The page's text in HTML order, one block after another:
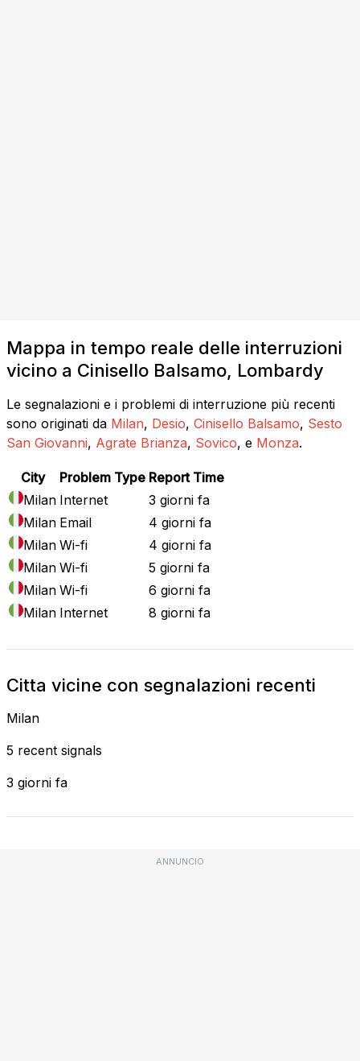
Mappa in tempo reale delle interruzioni
vicino a Cinisello Balsamo, Lombardy
Le segnalazioni e i problemi di interruzione più recenti
sono originati da Milan, Desio, Cinisello Balsamo, Sesto
San Giovanni, Agrate Brianza, Sovico, e Monza.
City Problem Type Report Time
Milan Internet
3 giorni fa
Milan Email
4 giorni fa
Milan Wi-fi
4 giorni fa
Milan Wi-fi
5 giorni fa
Milan Wi-fi
6 giorni fa
Milan Internet 8 giorni fa
Citta vicine con segnalazioni recenti
Milan
5 recent signals
3 giorni fa
ANNUNCIO